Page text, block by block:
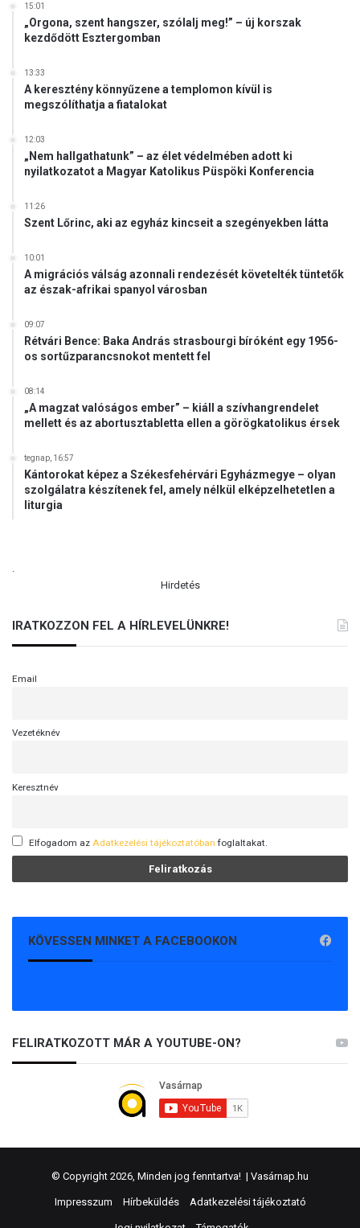
15:01
„Orgona, szent hangszer, szólalj meg!” – új korszak
kezdődött Esztergomban
13:33
A keresztény könnyűzene a templomon kívül is
megszólíthatja a fiatalokat
12:03
„Nem hallgathatunk” – az élet védelmében adott ki
nyilatkozatot a Magyar Katolikus Püspöki Konferencia
11:26
Szent Lőrinc, aki az egyház kincseit a szegényekben látta
10:01
A migrációs válság azonnali rendezését követelték tüntetők
az észak-afrikai spanyol városban
09:07
Rétvári Bence: Baka András strasbourgi bíróként egy 1956-
os sortűzparancsnokot mentett fel
08:14
„A magzat valóságos ember” – kiáll a szívhangrendelet
mellett és az abortusztabletta ellen a görögkatolikus érsek
tegnap, 16:57
Kántorokat képez a Székesfehérvári Egyházmegye – olyan
szolgálatra készítenek fel, amely nélkül elképzelhetetlen a
liturgia
Hirdetés
IRATKOZZON FEL A HÍRLEVELÜNKRE!
Email
Vezetéknév
Keresztnév
Elfogadom az Adatkezelési tájékoztatóban foglaltakat.
KÖVESSEN MINKET A FACEBOOKON
FELIRATKOZOTT MÁR A YOUTUBE-ON?
© Copyright 2026, Minden jog fenntartva! | Vasárnap.hu
Impresszum Hírbeküldés Adatkezelési tájékoztató